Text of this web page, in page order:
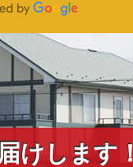
けします！